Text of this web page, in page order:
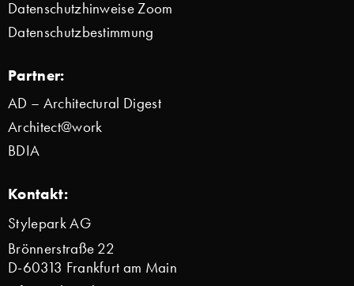
Datenschutzhinweise Zoom
Datenschutzbestimmung
Partner:
AD – Architectural Digest
Architect@work
BDIA
Kontakt:
Stylepark AG
Brönnerstraße 22
D-60313 Frankfurt am Main